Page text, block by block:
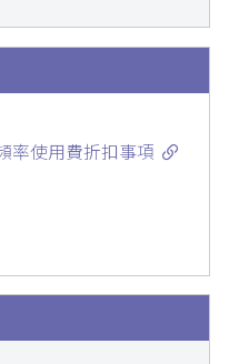
率使用費折扣事項